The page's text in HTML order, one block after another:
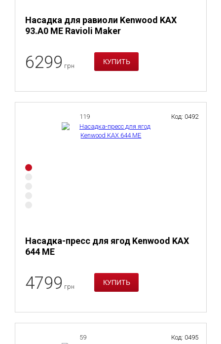
Насадка для равиоли Kenwood KAX
93.A0 ME Ravioli Maker
6299 грн
119
Насадка-пресс для ягод Kenwood KAX
644 ME
Код: 0492
4799 грн
59 Код: 0495